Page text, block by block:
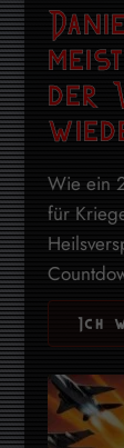
der
Wie ein
für
Ich